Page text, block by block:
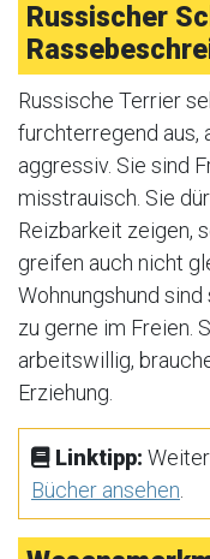
Russischer
Russische Terrier
furchterregend aus,
aggressiv. Sie sind
misstrauisch. Sie
Reizbarkeit zeigen,
greifen auch nicht
Wohnungshund
zu gerne im Freien.
arbeitswillig,
Erziehung.
Linktipp:
Bücher ansehen